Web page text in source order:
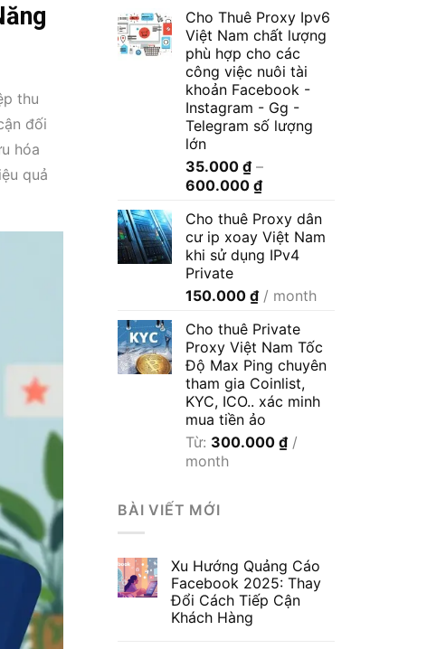
thu
đối
hóa
quả
Cho Thuê Proxy Ipv6
Việt Nam chất lượng
phù hợp cho các
công việc nuôi tài
khoản Facebook -
Instagram - Gg -
Telegram số lượng
lớn
35.000 ₫ –
600.000 ₫Khoảng
từ
35.000 ₫
đến
Cho thuê Proxy dân
cư ip xoay Việt Nam
khi sử dụng IPv4
Private
150.000 ₫ / month
Cho thuê Private
Proxy Việt Nam Tốc
Độ Max Ping chuyên
tham gia Coinlist,
KYC, ICO.. xác minh
mua tiền ảo
Từ: 300.000 ₫ /
month
BÀI VIẾT MỚI
Xu Hướng Quảng Cáo
Facebook 2025: Thay
Đổi Cách Tiếp Cận
Khách Hàng